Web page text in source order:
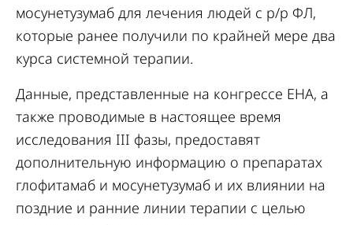
мосунетузумаб для лечения людей с р/р ФЛ,
которые ранее получили по крайней мере два
курса системной терапии.
Данные, представленные на конгрессе EHA, а
также проводимые в настоящее время
исследования III фазы, предоставят
дополнительную информацию о препаратах
глофитамаб и мосунетузумаб и их влиянии на
поздние и ранние линии терапии с целью